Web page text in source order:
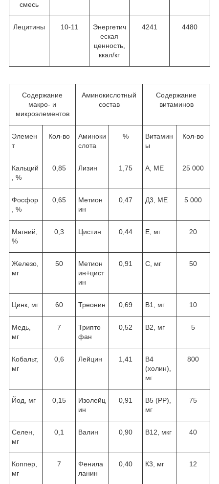
смесь
Лецитины 10-11
Энергетич
еская
ценность,
ккал/кг
4241 4480
Содержание
макро- и
микроэлементов
Аминокислотный
состав
Содержание
витаминов
Элемен
т
Кол-во
Аминоки
слота
%
Витамин
ы
Кол-во
Кальций
, %
0,85 Лизин 1,75 А, МЕ 25 000
Фосфор
, %
0,65
Метион
ин
0,47 Д3, МЕ 5 000
Магний,
%
0,3 Цистин 0,44 Е, мг 20
Железо,
мг
50
Метион
ин+цист
ин
0,91 С, мг 50
Цинк, мг 60 Треонин 0,69 В1, мг 10
Медь,
мг
7
Трипто
фан
0,52 В2, мг 5
Кобальт,
мг
0,6 Лейцин 1,41
В4
(холин),
мг
800
Йод, мг 0,15
Изолейц
ин
0,91
В5 (РР),
мг
75
Селен,
мг
0,1 Валин 0,90 В12, мкг 40
Коппер,
мг
7
Фенила
ланин
0,40 К3, мг 12